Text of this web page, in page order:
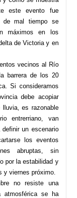
este evento fue
de mal tiempo se
máximos en los
de Victoria y en
vecinos al Río
barrera de los 20
Si consideramos
debe acopiar
es razonable
entrerriano, van
un escenario
los eventos
abruptas, sin
por la estabilidad y
y viernes próximo.
no resiste una
atmosférica se ha